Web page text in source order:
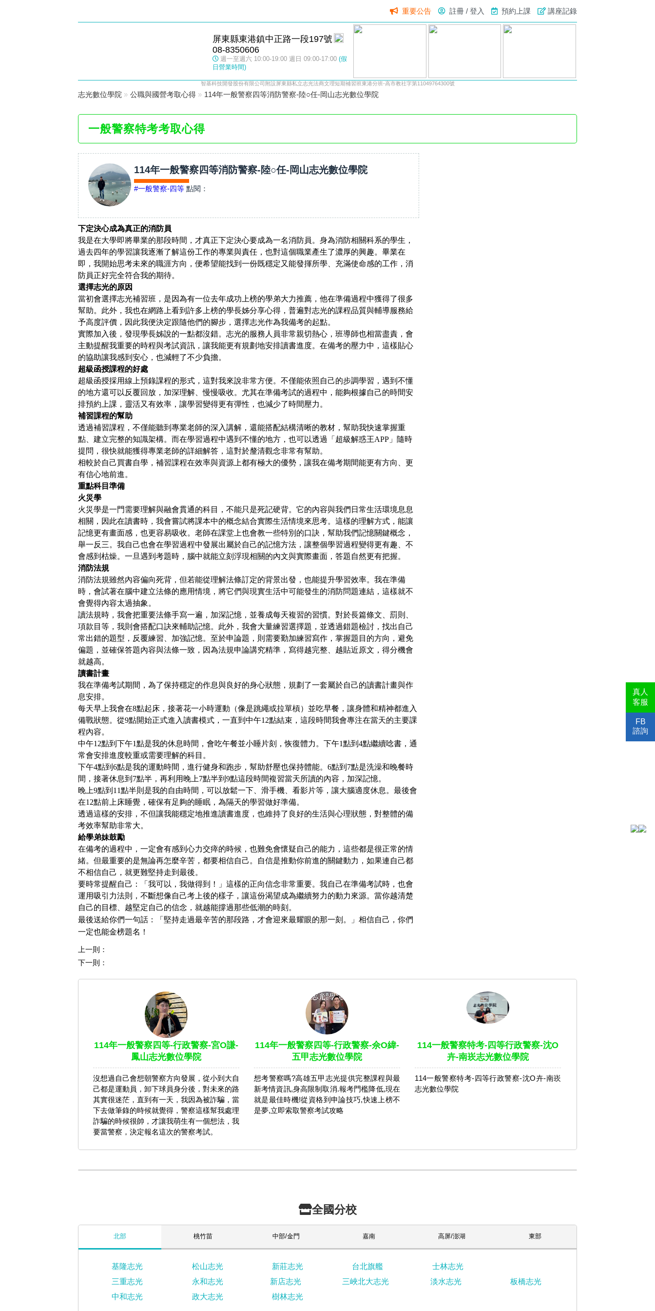
重要公告 註冊 / 登入 預約上課 講座記錄
屏東縣東港鎮中正路一段197號
08-8350606
週一至週六 10:00-19:00 週日 09:00-17:00 (假
日營業時間)
真人
客服
FB
諮詢
智基科技開發股份有限公司附設屏東縣私立志光法商文理短期補習班東港分班-高市教社字第11049764300號
志光數位學院 » 公職與國營考取心得 » 114年一般警察四等消防警察-陸○任-岡山志光數位學院
一般警察特考考取心得
114年一般警察四等消防警察-陸○任-岡山志光數位學院
#一般警察-四等 點閱：
下定決心成為真正的消防員
我是在大學即將畢業的那段時間，才真正下定決心要成為一名消防員。身為消防相關科系的學生，
過去四年的學習讓我逐漸了解這份工作的專業與責任，也對這個職業產生了濃厚的興趣。畢業在
即，我開始思考未來的職涯方向，便希望能找到一份既穩定又能發揮所學、充滿使命感的工作，消
防員正好完全符合我的期待。
選擇志光的原因
當初會選擇志光補習班，是因為有一位去年成功上榜的學弟大力推薦，他在準備過程中獲得了很多
幫助。此外，我也在網路上看到許多上榜的學長姊分享心得，普遍對志光的課程品質與輔導服務給
予高度評價，因此我便決定跟隨他們的腳步，選擇志光作為我備考的起點。
實際加入後，發現學長姊說的一點都沒錯。志光的服務人員非常親切熱心，班導師也相當盡責，會
主動提醒我重要的時程與考試資訊，讓我能更有規劃地安排讀書進度。在備考的壓力中，這樣貼心
的協助讓我感到安心，也減輕了不少負擔。
超級函授課程的好處
超級函授採用線上預錄課程的形式，這對我來說非常方便。不僅能依照自己的步調學習，遇到不懂
的地方還可以反覆回放，加深理解、慢慢吸收。尤其在準備考試的過程中，能夠根據自己的時間安
排預約上課，靈活又有效率，讓學習變得更有彈性，也減少了時間壓力。
補習課程的幫助
透過補習課程，不僅能聽到專業老師的深入講解，還能搭配結構清晰的教材，幫助我快速掌握重
點、建立完整的知識架構。而在學習過程中遇到不懂的地方，也可以透過「超級解惑王APP」隨時
提問，很快就能獲得專業老師的詳細解答，這對於釐清觀念非常有幫助。
相較於自己買書自學，補習課程在效率與資源上都有極大的優勢，讓我在備考期間能更有方向、更
有信心地前進。
重點科目準備
火災學
火災學是一門需要理解與融會貫通的科目，不能只是死記硬背。它的內容與我們日常生活環境息息
相關，因此在讀書時，我會嘗試將課本中的概念結合實際生活情境來思考。這樣的理解方式，能讓
記憶更有畫面感，也更容易吸收。老師在課堂上也會教一些特別的口訣，幫助我們記憶關鍵概念，
舉一反三。我自己也會在學習過程中發展出屬於自己的記憶方法，讓整個學習過程變得更有趣、不
會感到枯燥。一旦遇到考題時，腦中就能立刻浮現相關的內文與實際畫面，答題自然更有把握。
消防法規
消防法規雖然內容偏向死背，但若能從理解法條訂定的背景出發，也能提升學習效率。我在準備
時，會試著在腦中建立法條的應用情境，將它們與現實生活中可能發生的消防問題連結，這樣就不
會覺得內容太過抽象。
讀法規時，我會把重要法條手寫一遍，加深記憶，並養成每天複習的習慣。對於長篇條文、罰則、
項款目等，我則會搭配口訣來輔助記憶。此外，我會大量練習選擇題，並透過錯題檢討，找出自己
常出錯的題型，反覆練習、加強記憶。至於申論題，則需要勤加練習寫作，掌握題目的方向，避免
偏題，並確保答題內容與法條一致，因為法規申論講究精準，寫得越完整、越貼近原文，得分機會
就越高。
讀書計畫
我在準備考試期間，為了保持穩定的作息與良好的身心狀態，規劃了一套屬於自己的讀書計畫與作
息安排。
每天早上我會在8點起床，接著花一小時運動（像是跳繩或拉單槓）並吃早餐，讓身體和精神都進入
備戰狀態。從9點開始正式進入讀書模式，一直到中午12點結束，這段時間我會專注在當天的主要課
程內容。
中午12點到下午1點是我的休息時間，會吃午餐並小睡片刻，恢復體力。下午1點到4點繼續唸書，通
常會安排進度較重或需要理解的科目。
下午4點到6點是我的運動時間，進行健身和跑步，幫助舒壓也保持體能。6點到7點是洗澡和晚餐時
間，接著休息到7點半，再利用晚上7點半到9點這段時間複習當天所讀的內容，加深記憶。
晚上9點到11點半則是我的自由時間，可以放鬆一下、滑手機、看影片等，讓大腦適度休息。最後會
在12點前上床睡覺，確保有足夠的睡眠，為隔天的學習做好準備。
透過這樣的安排，不但讓我能穩定地推進讀書進度，也維持了良好的生活與心理狀態，對整體的備
考效率幫助非常大。
給學弟妹鼓勵
在備考的過程中，一定會有感到心力交瘁的時候，也難免會懷疑自己的能力，這些都是很正常的情
緒。但最重要的是無論再怎麼辛苦，都要相信自己。自信是推動你前進的關鍵動力，如果連自己都
不相信自己，就更難堅持走到最後。
要時常提醒自己：「我可以，我做得到！」這樣的正向信念非常重要。我自己在準備考試時，也會
運用吸引力法則，不斷想像自己考上後的樣子，讓這份渴望成為繼續努力的動力來源。當你越清楚
自己的目標、越堅定自己的信念，就越能撐過那些低潮的時刻。
最後送給你們一句話：「堅持走過最辛苦的那段路，才會迎來最耀眼的那一刻。」相信自己，你們
一定也能金榜題名！
上一則：
下一則：
114年一般警察四等-行政警察-宮O謙-
鳳山志光數位學院
沒想過自己會想朝警察方向發展，從小到大自
己都是運動員，卸下球員身分後，對未來的路
其實很迷茫，直到有一天，我因為被詐騙，當
下去做筆錄的時候就覺得，警察這樣幫我處理
詐騙的時候很帥，才讓我萌生有一個想法，我
要當警察，決定報名這次的警察考試。
114年一般警察四等-行政警察-佘O緯-
五甲志光數位學院
想考警察嗎?高雄五甲志光提供完整課程與最
新考情資訊,身高限制取消.報考門檻降低,現在
就是最佳時機!從資格到申論技巧,快速上榜不
是夢,立即索取警察考試攻略
114一般警察特考-四等行政警察-沈O
卉-南崁志光數位學院
114一般警察特考-四等行政警察-沈O卉-南崁
志光數位學院
全國分校
北部 桃竹苗 中部/金門 嘉南 高屏/澎湖 東部
基隆志光 松山志光 新莊志光 台北旗艦
士林志光
三重志光
永和志光 新店志光 三峽北大志光 淡水志光
板橋志光
中和志光
政大志光 樹林志光